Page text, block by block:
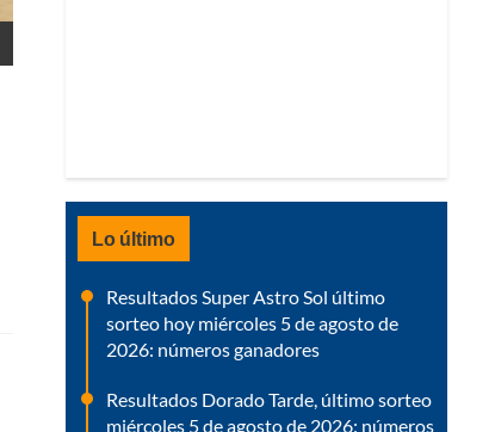
Lo último
Resultados Super Astro Sol último
sorteo hoy miércoles 5 de agosto de
2026: números ganadores
Resultados Dorado Tarde, último sorteo
miércoles 5 de agosto de 2026: números